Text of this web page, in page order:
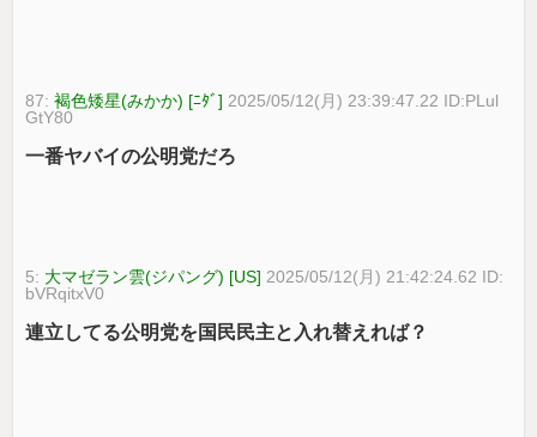
87:褐色矮星(みかか) [ﾆﾀﾞ] 2025/05/12(月) 23:39:47.22 ID:PLul
GtY80
一番ヤバイの公明党だろ
5: 大マゼラン雲(ジパング) [US] 2025/05/12(月) 21:42:24.62 ID:
bVRqitxV0
連立してる公明党を国民民主と入れ替えれば？